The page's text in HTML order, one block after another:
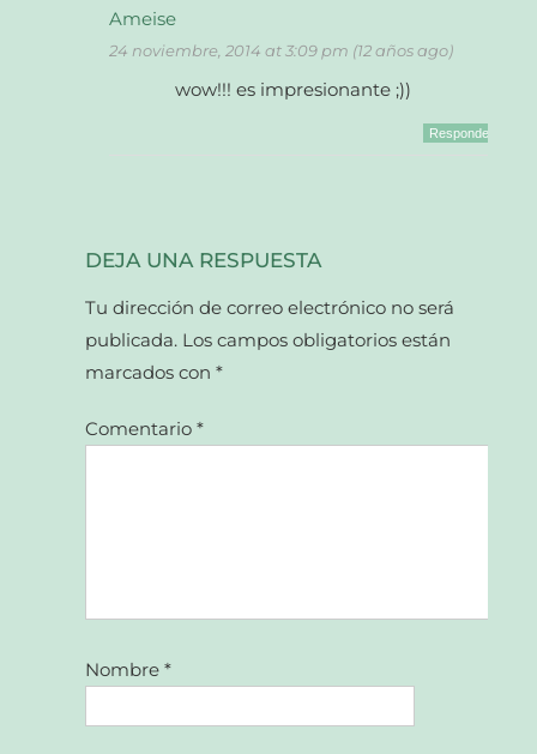
Ameise
24 noviembre, 2014 at 3:09 pm (12 años ago)
wow!!! es impresionante ;))
Responder
DEJA UNA RESPUESTA
Tu dirección de correo electrónico no será
publicada. Los campos obligatorios están
marcados con*
Comentario*
Nombre*